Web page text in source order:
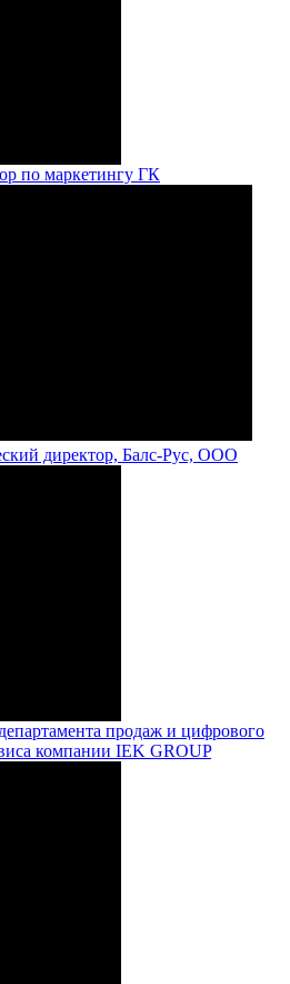
по маркетингу ГК
директор, Балс-Рус, ООО
продаж и цифрового
компании IEK GROUP